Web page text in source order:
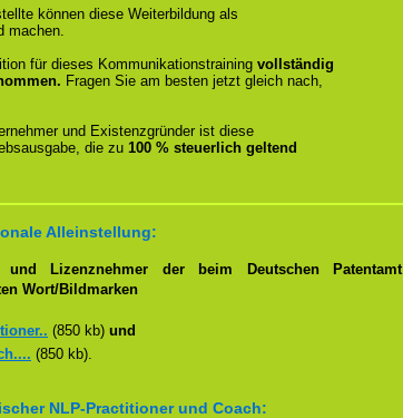
können diese Weiterbildung als
machen.
für dieses Kommunikationstraining vollständig
Fragen Sie am besten jetzt gleich nach,
und Existenzgründer ist diese
die zu 100 % steuerlich geltend
Alleinstellung:
Lizenznehmer der beim Deutschen Patentamt
Wort/Bildmarken
(850 kb) und
(850 kb).
NLP-Practitioner und Coach: